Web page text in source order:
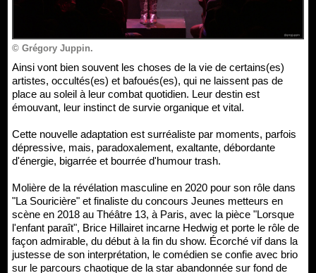
© Grégory Juppin.
Ainsi vont bien souvent les choses de la vie de certains(es)
artistes, occultés(es) et bafoués(es), qui ne laissent pas de
place au soleil à leur combat quotidien. Leur destin est
émouvant, leur instinct de survie organique et vital.
Cette nouvelle adaptation est surréaliste par moments, parfois
dépressive, mais, paradoxalement, exaltante, débordante
d'énergie, bigarrée et bourrée d'humour trash.
Molière de la révélation masculine en 2020 pour son rôle dans
"La Souricière" et finaliste du concours Jeunes metteurs en
scène en 2018 au Théâtre 13, à Paris, avec la pièce "Lorsque
l'enfant paraît", Brice Hillairet incarne Hedwig et porte le rôle de
façon admirable, du début à la fin du show. Écorché vif dans la
justesse de son interprétation, le comédien se confie avec brio
sur le parcours chaotique de la star abandonnée sur fond de